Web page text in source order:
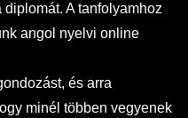
A tanfolyamhoz
angol nyelvi online
és arra
minél többen vegyenek